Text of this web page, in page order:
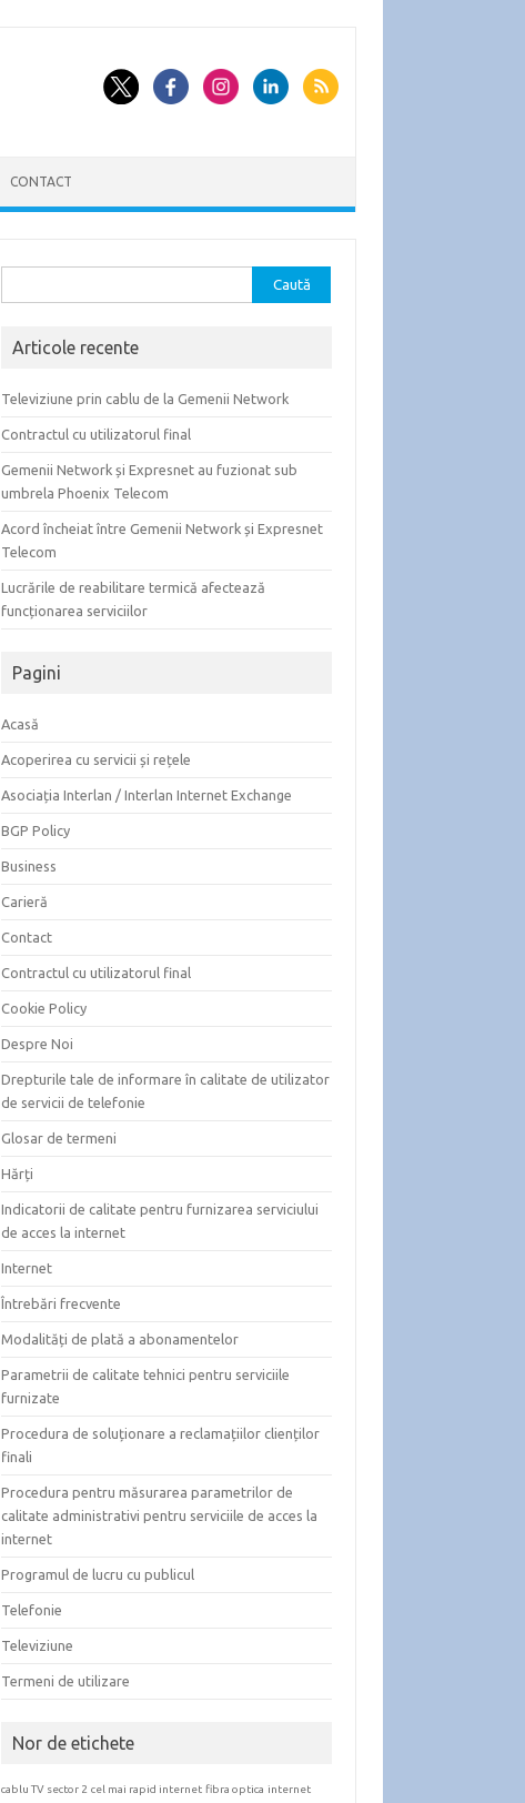
CONTACT
după:
Articole recente
Televiziune prin cablu de la Gemenii Network
Contractul cu utilizatorul final
Gemenii Network și Expresnet au fuzionat sub
umbrela Phoenix Telecom
Acord încheiat între Gemenii Network și Expresnet
Telecom
Lucrările de reabilitare termică afectează
funcționarea serviciilor
Pagini
Acasă
Acoperirea cu servicii și rețele
Asociația Interlan / Interlan Internet Exchange
BGP Policy
Business
Carieră
Contact
Contractul cu utilizatorul final
Cookie Policy
Despre Noi
Drepturile tale de informare în calitate de utilizator
de servicii de telefonie
Glosar de termeni
Hărți
Indicatorii de calitate pentru furnizarea serviciului
de acces la internet
Internet
Întrebări frecvente
Modalități de plată a abonamentelor
Parametrii de calitate tehnici pentru serviciile
furnizate
Procedura de soluționare a reclamațiilor clienților
finali
Procedura pentru măsurarea parametrilor de
calitate administrativi pentru serviciile de acces la
internet
Programul de lucru cu publicul
Telefonie
Televiziune
Termeni de utilizare
Nor de etichete
cablu TV sector 2 cel mai rapid internet fibra optica internet